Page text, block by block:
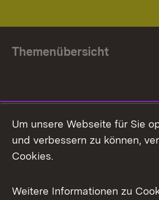
Themenübersicht
Facebook
X / Twitter
Um unsere Webseite für Sie
und verbessern zu können,
Cookies.
Weitere Informationen zu